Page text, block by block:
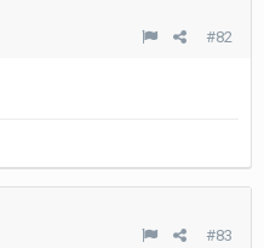
#82
#83